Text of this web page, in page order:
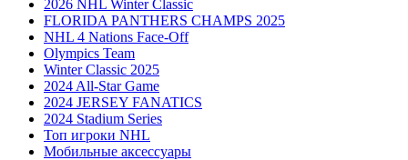
2026 NHL Winter Classic
FLORIDA PANTHERS CHAMPS 2025
NHL 4 Nations Face-Off
Olympics Team
Winter Classic 2025
2024 All-Star Game
2024 JERSEY FANATICS
2024 Stadium Series
Топ игроки NHL
Мобильные аксессуары